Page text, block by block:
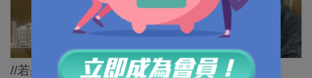
//若果能成功恢復與內地通關，真係大喜訊！//